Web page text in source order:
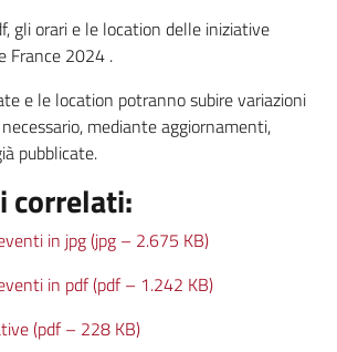
gli orari e le location delle iniziative
France 2024 .
e le location potranno subire variazioni
mediante aggiornamenti,
pubblicate.
correlati:
in jpg (jpg – 2.675 KB)
in pdf (pdf – 1.242 KB)
(pdf – 228 KB)